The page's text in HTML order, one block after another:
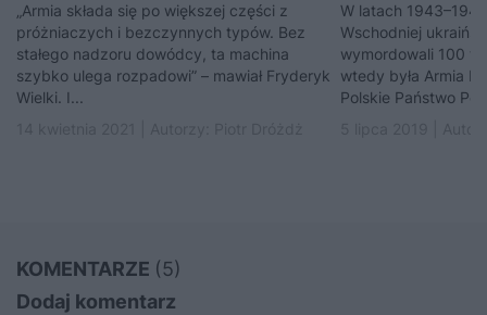
„Armia składa się po większej części z
próżniaczych i bezczynnych typów. Bez
stałego nadzoru dowódcy, ta machina
szybko ulega rozpadowi” – mawiał Fryderyk
Wielki. I...
W latach
Wschodniej
wymordowali 100
wtedy była Armia
Polskie Państwo
KOMENTARZE (5)
Dodaj komentarz